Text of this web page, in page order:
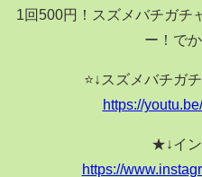
1回500円！スズメバチガチ
ー！で
⭐️↓スズメバチガ
https://
★↓イ
https://